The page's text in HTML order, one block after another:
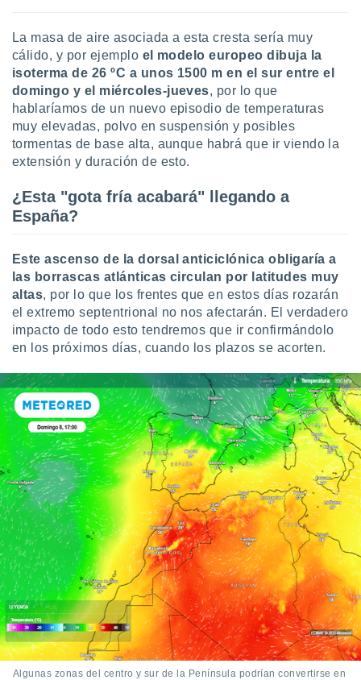
La masa de aire asociada a esta cresta sería muy
cálido, y por ejemplo el modelo europeo dibuja la
isoterma de 26 ºC a unos 1500 m en el sur entre el
domingo y el miércoles-jueves, por lo que
hablaríamos de un nuevo episodio de temperaturas
muy elevadas, polvo en suspensión y posibles
tormentas de base alta, aunque habrá que ir viendo la
extensión y duración de esto.
¿Esta "gota fría acabará" llegando a
España?
Este ascenso de la dorsal anticiclónica obligaría a
las borrascas atlánticas circulan por latitudes muy
altas, por lo que los frentes que en estos días rozarán
el extremo septentrional no nos afectarán. El verdadero
impacto de todo esto tendremos que ir confirmándolo
en los próximos días, cuando los plazos se acorten.
Algunas zonas del centro y sur de la Península podrían convertirse en